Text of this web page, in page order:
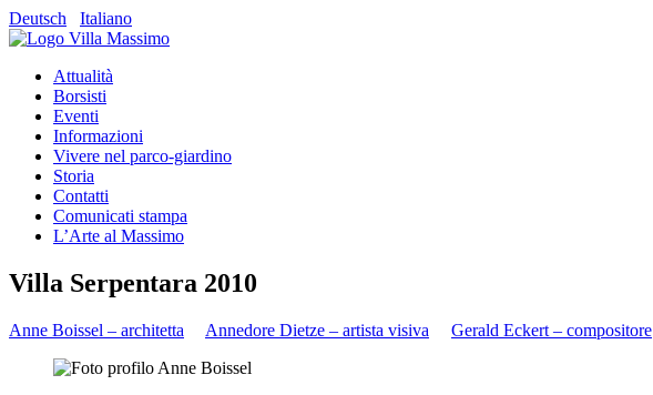
Deutsch Italiano
Attualità
Borsisti
Eventi
Informazioni
Vivere nel parco-giardino
Storia
Contatti
Comunicati stampa
L’Arte al Massimo
Villa Serpentara 2010
Anne Boissel – architetta Annedore Dietze – artista visiva Gerald Eckert – compositore